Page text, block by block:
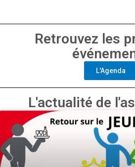
Retrouvez les
L'Agenda
L'actualité de